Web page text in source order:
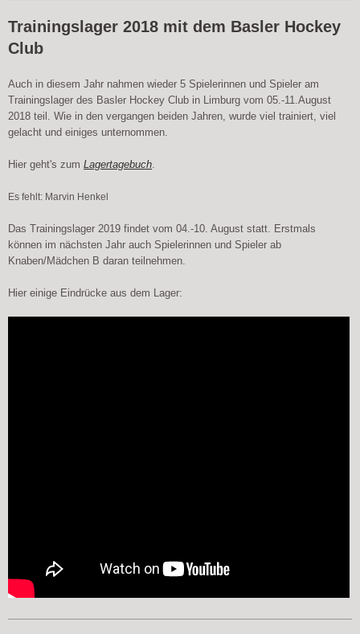
Trainingslager 2018 mit dem Basler Hockey
Club
Auch in diesem Jahr nahmen wieder 5 Spielerinnen und Spieler am
Trainingslager des Basler Hockey Club in Limburg vom 05.-11.August
2018 teil. Wie in den vergangen beiden Jahren, wurde viel trainiert, viel
gelacht und einiges unternommen.
Hier geht's zum Lagertagebuch
Es fehlt: Marvin Henkel
Das Trainingslager 2019 findet vom 04.-10. August statt. Erstmals
können im nächsten Jahr auch Spielerinnen und Spieler ab
Knaben/Mädchen B daran teilnehmen.
Hier einige Eindrücke aus dem Lager: